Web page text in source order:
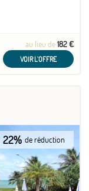
au lieu de182 €
VOIR L'OFFRE
22% de réduction